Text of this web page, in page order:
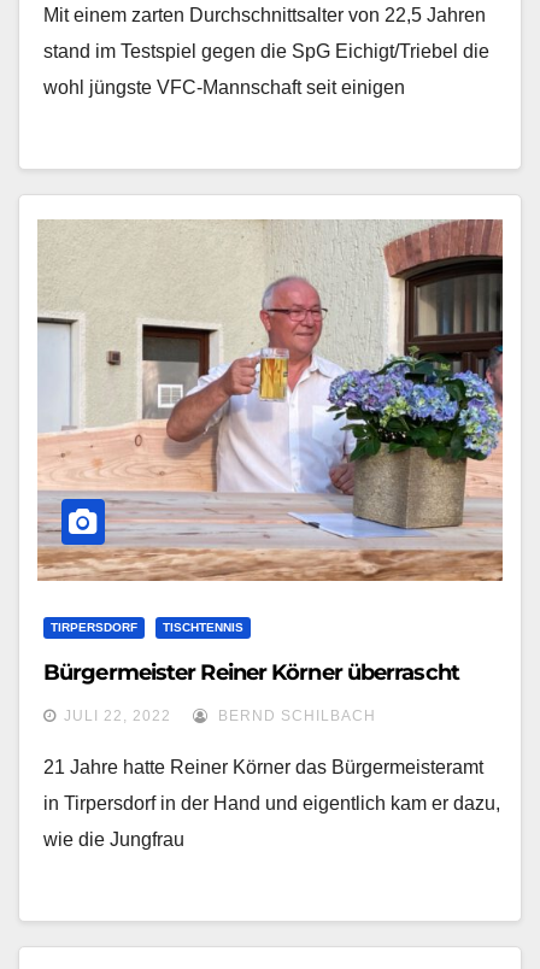
Mit einem zarten Durchschnittsalter von 22,5 Jahren
stand im Testspiel gegen die SpG Eichigt/Triebel die
wohl jüngste VFC-Mannschaft seit einigen
TIRPERSDORF TISCHTENNIS
Bürgermeister Reiner Körner überrascht
JULI 22, 2022 BERND SCHILBACH
21 Jahre hatte Reiner Körner das Bürgermeisteramt
in Tirpersdorf in der Hand und eigentlich kam er dazu,
wie die Jungfrau